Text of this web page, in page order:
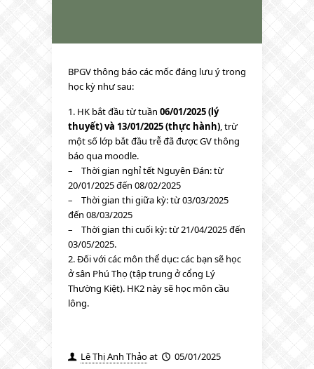
BPGV thông báo các mốc đáng lưu ý trong
học kỳ như sau:
1. HK bắt đầu từ tuần 06/01/2025 (lý
thuyết) và 13/01/2025 (thực hành), trừ
một số lớp bắt đầu trễ đã được GV thông
báo qua moodle.
– Thời gian nghỉ tết Nguyên Đán: từ
20/01/2025 đến 08/02/2025
– Thời gian thi giữa kỳ: từ 03/03/2025
đến 08/03/2025
– Thời gian thi cuối kỳ: từ 21/04/2025 đến
03/05/2025.
2. Đối với các môn thể dục: các bạn sẽ học
ở sân Phú Thọ (tập trung ở cổng Lý
Thường Kiệt). HK2 này sẽ học môn cầu
lông.
Lê Thị Anh Thảoat 05/01/2025